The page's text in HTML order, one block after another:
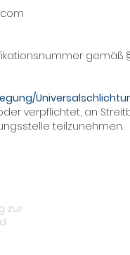
gemäß
verpflichtet, an
teilzunehmen.
zur